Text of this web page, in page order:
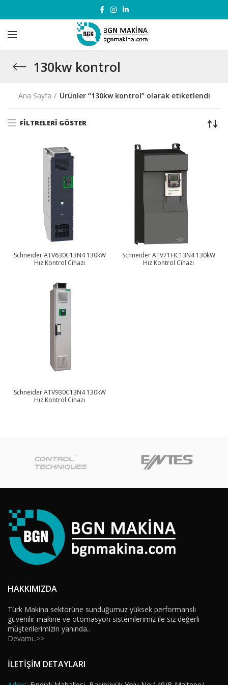
130kw kontrol
Ana Sayfa Ürünler “130kw kontrol” olarak etiketlendi
FILTRELERI GÖSTER
Schneider ATV630C13N4 130kW
Hız Kontrol Cihazı
Schneider ATV71HC13N4 130kW
Hız Kontrol Cihazı
Schneider ATV930C13N4 130kW
Hız Kontrol Cihazı
HAKKIMIZDA
Türk Makina sektörüne sunduğumuz yüksek performanslı
güvenilir makine ve otomasyon sistemlerimiz ile siz değerli
müşterilerimizin yanında..
Devamı..>>
İLETİŞİM DETAYLARI